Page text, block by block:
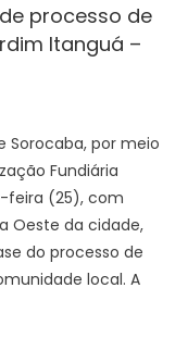
processo de
Itanguá –
Sorocaba, por meio
Fundiária
feira (25), com
Oeste da cidade,
do processo de
local. A